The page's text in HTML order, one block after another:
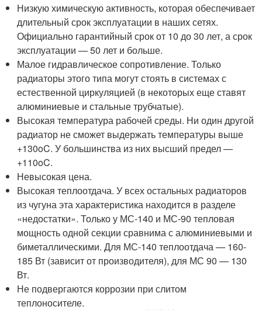
Низкую химическую активность, которая обеспечивает
длительный срок эксплуатации в наших сетях.
Официально гарантийный срок от 10 до 30 лет, а срок
эксплуатации — 50 лет и больше.
Малое гидравлическое сопротивление. Только
радиаторы этого типа могут стоять в системах с
естественной циркуляцией (в некоторых еще ставят
алюминиевые и стальные трубчатые).
Высокая температура рабочей среды. Ни один другой
радиатор не сможет выдержать температуры выше
+130oC. У большинства из них высший предел —
+110oC.
Невысокая цена.
Высокая теплоотдача. У всех остальных радиаторов
из чугуна эта характеристика находится в разделе
«недостатки». Только у МС-140 и МС-90 тепловая
мощность одной секции сравнима с алюминиевыми и
биметаллическими. Для МС-140 теплоотдача — 160-
185 Вт (зависит от производителя), для МС 90 — 130
Вт.
Не подвергаются коррозии при слитом
теплоносителе.